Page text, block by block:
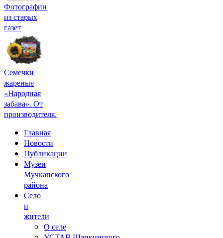
Фотографии
из старых
газет
Семечки
жареные
«Народная
забава». От
производителя.
Главная
Новости
Публикации
Музеи
Мучкапского
района
Село
и
жители
О селе